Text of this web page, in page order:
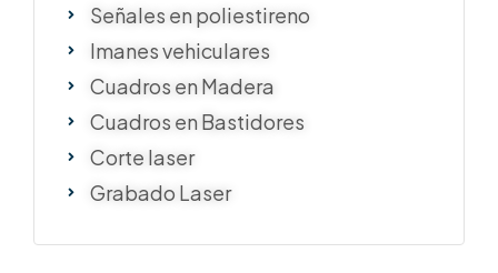
Señales en poliestireno
Imanes vehiculares
Cuadros en Madera
Cuadros en Bastidores
Corte laser
Grabado Laser